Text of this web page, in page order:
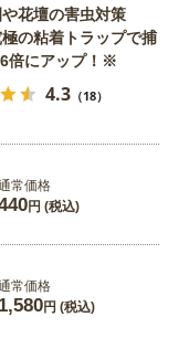
花壇の害虫対策
の粘着トラップで捕
倍にアップ！※
4.3（18）
常価格
円 (税込)
常価格
1,580円 (税込)